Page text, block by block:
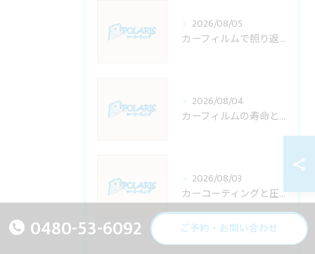
2026/08/05
カーフィルムで照り返し防止を埼玉県で叶える施工料金と適法性の徹底解説
2026/08/04
カーフィルムの寿命と耐久年数を埼玉県で後悔しない選び方徹底ガイド
2026/08/03
カーコーティングと圧力の関係を知り埼玉県川口市で失敗しない施工店選びガイド
0480-53-6092 ご予約・お問い合わせ